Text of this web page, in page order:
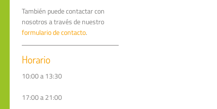
También puede contactar con
nosotros a través de nuestro
formulario de contacto.
Horario
10:00 a 13:30
17:00 a 21:00